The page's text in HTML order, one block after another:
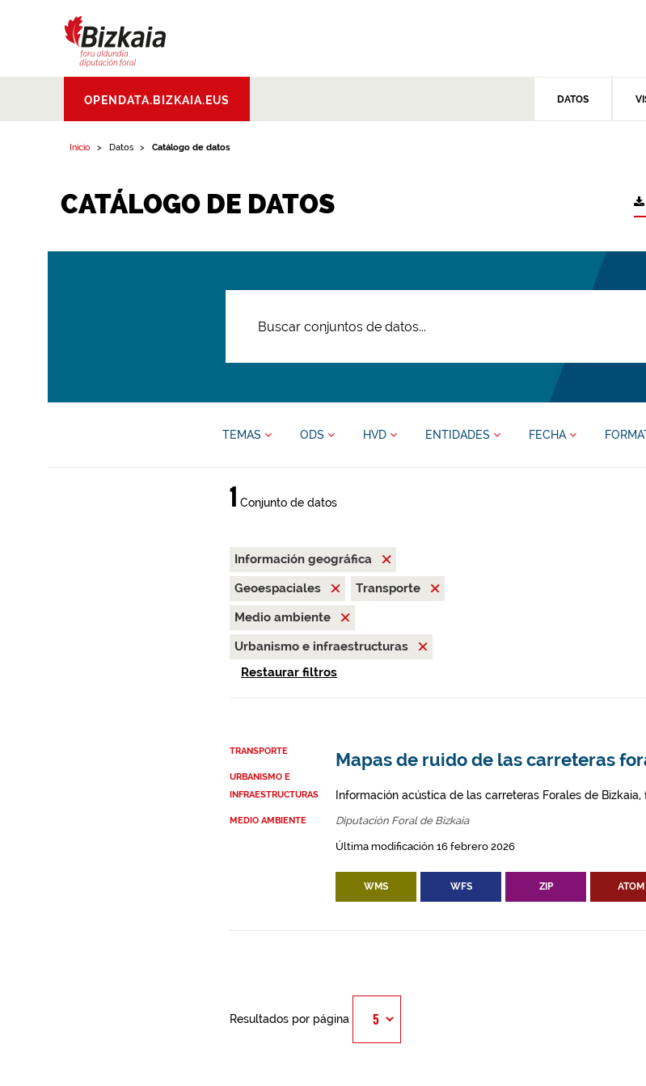
Aldundia.Diputacion
Foral de Bizkaia
OPENDATA.BIZKAIA.EUS DATOS
Inicio Datos Catálogo de datos
CATÁLOGO DE DATOS
TEMAS ODS HVD ENTIDADES FECHA
1 Conjunto de datos
Información geográfica
Geoespaciales
Transporte
Medio ambiente
Urbanismo e infraestructuras
Restaurar filtros
TRANSPORTE
URBANISMO E
INFRAESTRUCTURAS
MEDIO AMBIENTE
Mapas de ruido de las carreteras
Información acústica de las carreteras Forales de
Diputación Foral de Bizkaia
Última modificación 16 febrero 2026
WMS WFS ZIP ATOM
Resultados por página